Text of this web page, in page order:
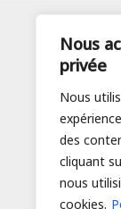
Nous
privée
Nous
des
cliquant
nous
cookies.
Accueil
A
Devenir